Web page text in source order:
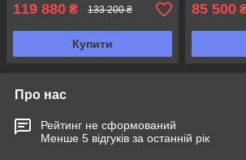
119 880 ₴ 133 200 ₴
Купити
85 500
Про нас
Рейтинг не сформований
Менше 5 відгуків за останній рік